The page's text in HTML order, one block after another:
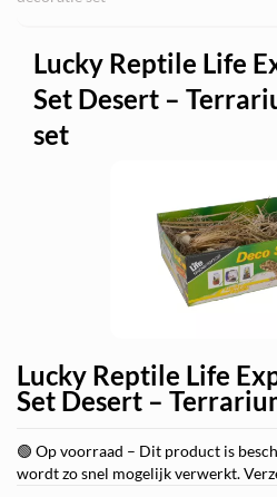
Lucky Reptile Life
Set Desert –
set
Lucky Reptile Life
Set Desert –
🟢 Op voorraad – Dit product is
wordt zo snel mogelijk verwerkt.